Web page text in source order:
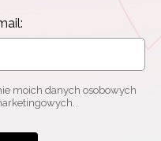
moich danych osobowych